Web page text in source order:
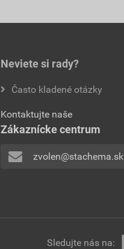
Neviete si rady?
Často kladené otázky
Kontaktujte naše
Zákaznícke centrum
zvolen@stachema.sk
Sledujte nás na: